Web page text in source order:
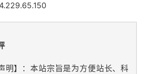
声明】：本站宗旨是为方便站长、科